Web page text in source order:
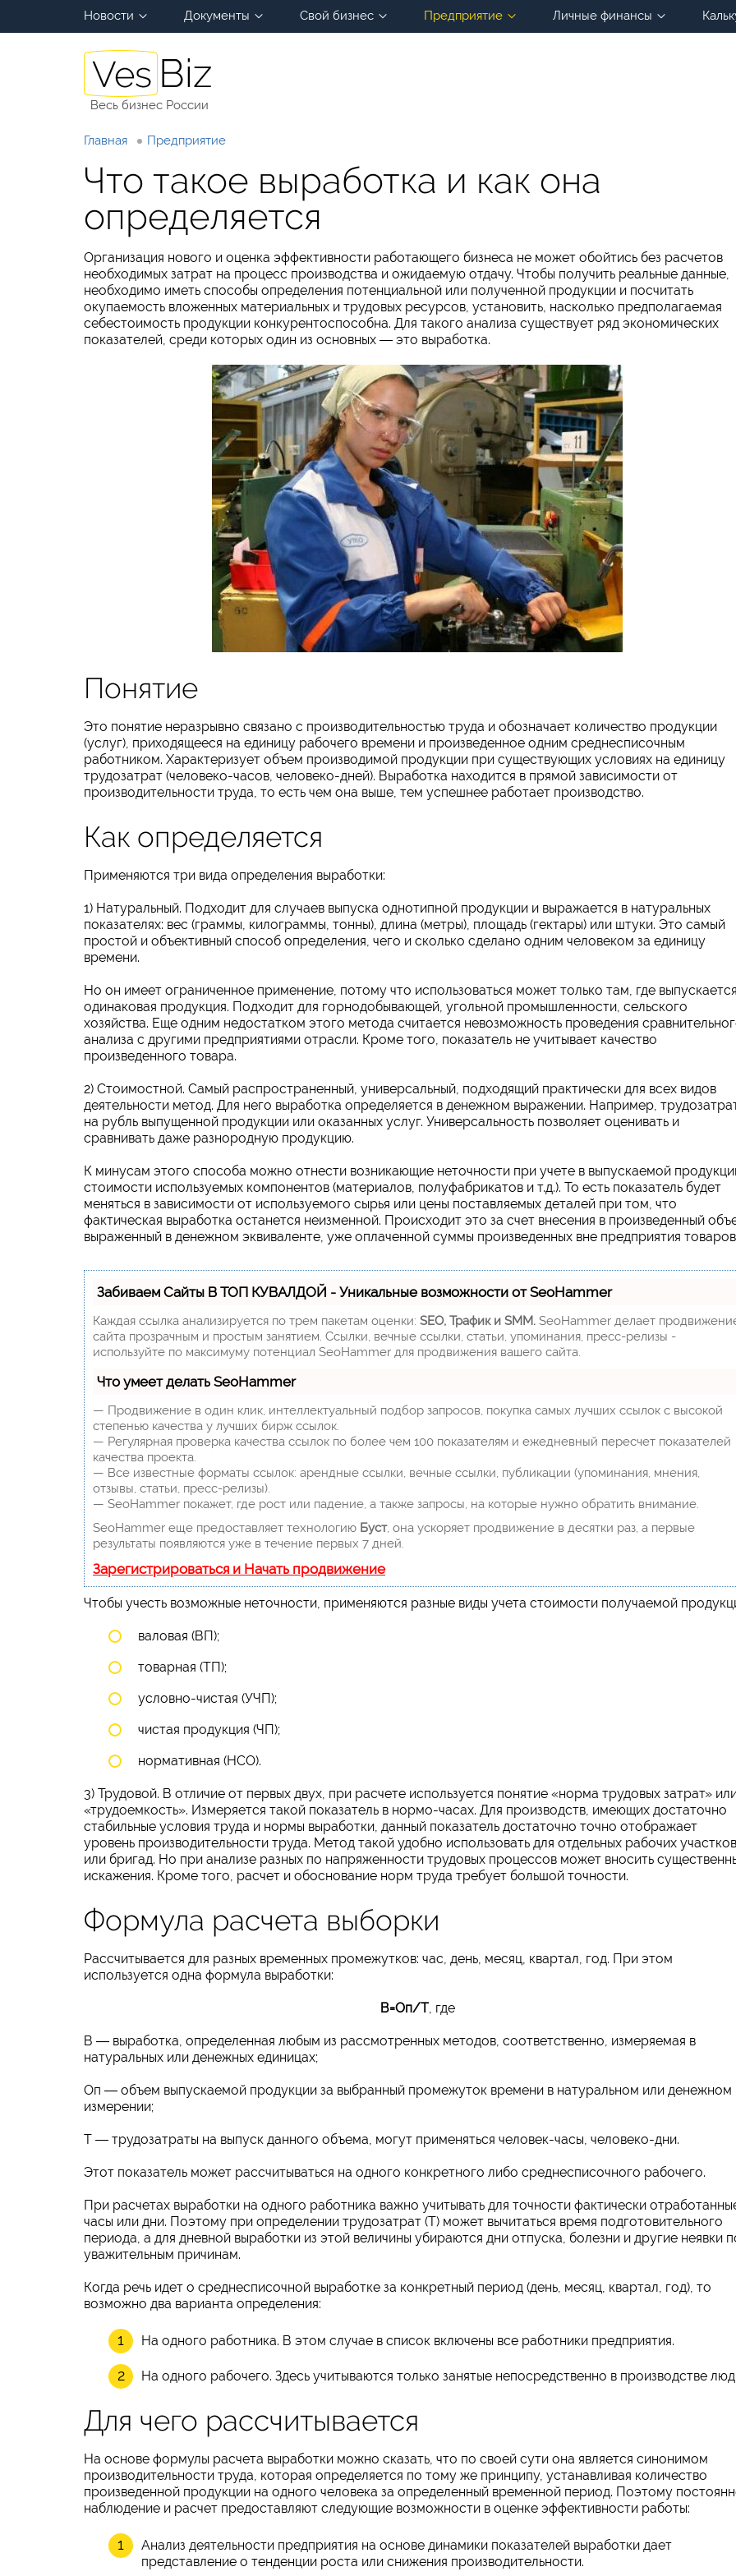
Новости Документы Свой бизнес Предприятие Личные финансы
Весь бизнес России
Главная Предприятие
Что такое выработка и как она
определяется
Организация нового и оценка эффективности работающего бизнеса не может обойтись без расчетов
необходимых затрат на процесс производства и ожидаемую отдачу. Чтобы получить реальные данные,
необходимо иметь способы определения потенциальной или полученной продукции и посчитать
окупаемость вложенных материальных и трудовых ресурсов, установить, насколько предполагаемая
себестоимость продукции конкурентоспособна. Для такого анализа существует ряд экономических
показателей, среди которых один из основных ― это выработка.
Понятие
Это понятие неразрывно связано с производительностью труда и обозначает количество продукции
(услуг), приходящееся на единицу рабочего времени и произведенное одним среднесписочным
работником. Характеризует объем производимой продукции при существующих условиях на единицу
трудозатрат (человеко-часов, человеко-дней). Выработка находится в прямой зависимости от
производительности труда, то есть чем она выше, тем успешнее работает производство.
Как определяется
Применяются три вида определения выработки:
1) Натуральный. Подходит для случаев выпуска однотипной продукции и выражается в натуральных
показателях: вес (граммы, килограммы, тонны), длина (метры), площадь (гектары) или штуки. Это самый
простой и объективный способ определения, чего и сколько сделано одним человеком за единицу
времени.
Но он имеет ограниченное применение, потому что использоваться может только там, где выпускается
одинаковая продукция. Подходит для горнодобывающей, угольной промышленности, сельского
хозяйства. Еще одним недостатком этого метода считается невозможность проведения
анализа с другими предприятиями отрасли. Кроме того, показатель не учитывает качество
произведенного товара.
2) Стоимостной. Самый распространенный, универсальный, подходящий практически для всех видов
деятельности метод. Для него выработка определяется в денежном выражении. Например,
на рубль выпущенной продукции или оказанных услуг. Универсальность позволяет оценивать и
сравнивать даже разнородную продукцию.
К минусам этого способа можно отнести возникающие неточности при учете в выпускаемой
стоимости используемых компонентов (материалов, полуфабрикатов и т.д.). То есть показатель будет
меняться в зависимости от используемого сырья или цены поставляемых деталей при том, что
фактическая выработка останется неизменной. Происходит это за счет внесения в произведенный
выраженный в денежном эквиваленте, уже оплаченной суммы произведенных вне предприятия
Забиваем Сайты В ТОП КУВАЛДОЙ - Уникальные возможности от SeoHammer
Каждая ссылка анализируется по трем пакетам оценки: SEO, Трафик и SMM. SeoHammer делает
сайта прозрачным и простым занятием. Ссылки, вечные ссылки, статьи, упоминания, пресс-релизы -
используйте по максимуму потенциал SeoHammer для продвижения вашего сайта.
Что умеет делать SeoHammer
— Продвижение в один клик, интеллектуальный подбор запросов, покупка самых лучших ссылок с высокой
степенью качества у лучших бирж ссылок.
— Регулярная проверка качества ссылок по более чем 100 показателям и ежедневный пересчет показателей
качества проекта.
— Все известные форматы ссылок: арендные ссылки, вечные ссылки, публикации (упоминания, мнения,
отзывы, статьи, пресс-релизы).
— SeoHammer покажет, где рост или падение, а также запросы, на которые нужно обратить внимание.
SeoHammer еще предоставляет технологию Буст, она ускоряет продвижение в десятки раз, а первые
результаты появляются уже в течение первых 7 дней.
Зарегистрироваться и Начать продвижение
Чтобы учесть возможные неточности, применяются разные виды учета стоимости получаемой
валовая (ВП);
товарная (ТП);
условно-чистая (УЧП);
чистая продукция (ЧП);
нормативная (НСО).
3) Трудовой. В отличие от первых двух, при расчете используется понятие «норма трудовых затрат»
«трудоемкость». Измеряется такой показатель в нормо-часах. Для производств, имеющих достаточно
стабильные условия труда и нормы выработки, данный показатель достаточно точно отображает
уровень производительности труда. Метод такой удобно использовать для отдельных рабочих участков
или бригад. Но при анализе разных по напряженности трудовых процессов может вносить
искажения. Кроме того, расчет и обоснование норм труда требует большой точности.
Формула расчета выборки
Рассчитывается для разных временных промежутков: час, день, месяц, квартал, год. При этом
используется одна формула выработки:
В=Оп/Т, где
В ― выработка, определенная любым из рассмотренных методов, соответственно, измеряемая в
натуральных или денежных единицах;
Оп ― объем выпускаемой продукции за выбранный промежуток времени в натуральном или денежном
измерении;
Т ― трудозатраты на выпуск данного объема, могут применяться человек-часы, человеко-дни.
Этот показатель может рассчитываться на одного конкретного либо среднесписочного рабочего.
При расчетах выработки на одного работника важно учитывать для точности фактически
часы или дни. Поэтому при определении трудозатрат (Т) может вычитаться время подготовительного
периода, а для дневной выработки из этой величины убираются дни отпуска, болезни и другие неявки
уважительным причинам.
Когда речь идет о среднесписочной выработке за конкретный период (день, месяц, квартал, год), то
возможно два варианта определения:
На одного работника. В этом случае в список включены все работники предприятия.
На одного рабочего. Здесь учитываются только занятые непосредственно в производстве
Для чего рассчитывается
На основе формулы расчета выработки можно сказать, что по своей сути она является синонимом
производительности труда, которая определяется по тому же принципу, устанавливая количество
произведенной продукции на одного человека за определенный временной период. Поэтому
наблюдение и расчет предоставляют следующие возможности в оценке эффективности работы:
Анализ деятельности предприятия на основе динамики показателей выработки дает
представление о тенденции роста или снижения производительности.